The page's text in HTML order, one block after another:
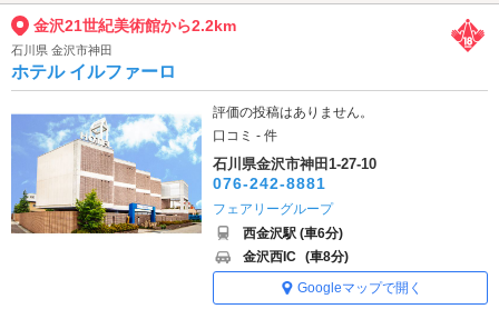
金沢21世紀美術館から2.2km
石川県 金沢市神田
ホテル イルファーロ
評価の投稿はありません。
口コミ - 件
石川県金沢市神田1-27-10
076-242-8881
フェアリーグループ
西金沢駅 (車6分)
金沢西IC (車8分)
Googleマップで開く